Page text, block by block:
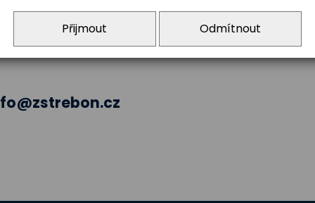
Přijmout Odmítnout